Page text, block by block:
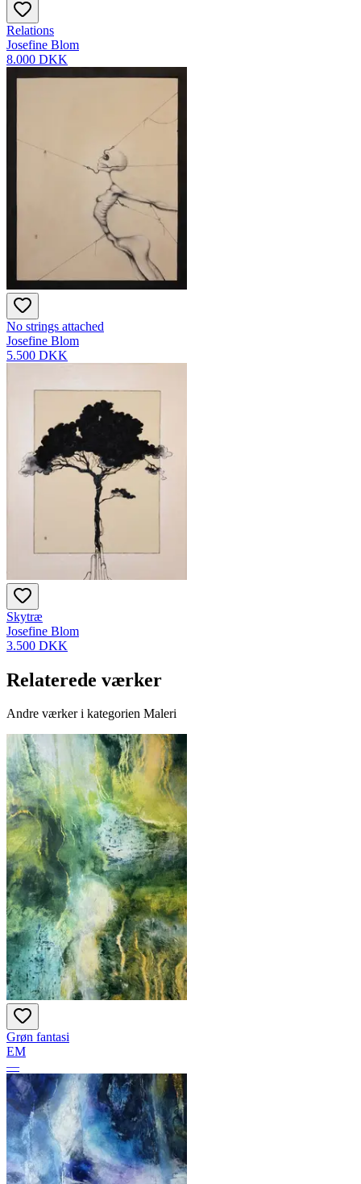
Relations
Josefine Blom
8.000 DKK
No strings attached
Josefine Blom
5.500 DKK
Skytræ
Josefine Blom
3.500 DKK
Relaterede værker
Andre værker i kategorien Maleri
Grøn fantasi
EM
—